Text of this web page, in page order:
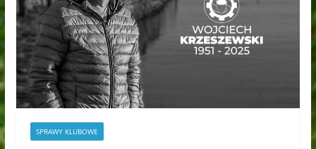
SPRAWY KLUBOWE